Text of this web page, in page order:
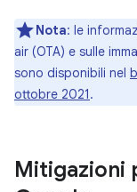
Nota: le
air (OTA) e sulle
sono disponibili nel
ottobre 2021.
Mitigazioni